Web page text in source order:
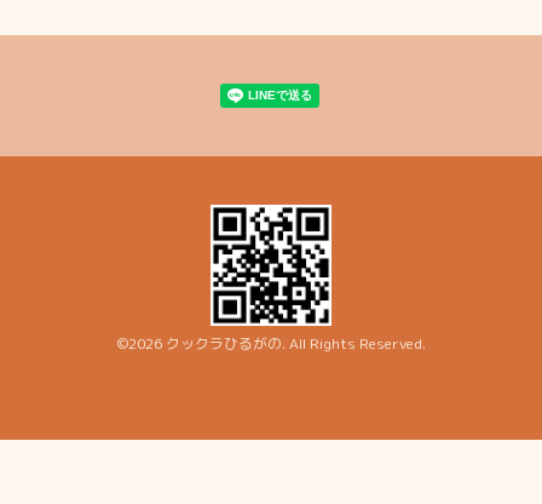
©2026 クックラひるがの. All Rights Reserved.